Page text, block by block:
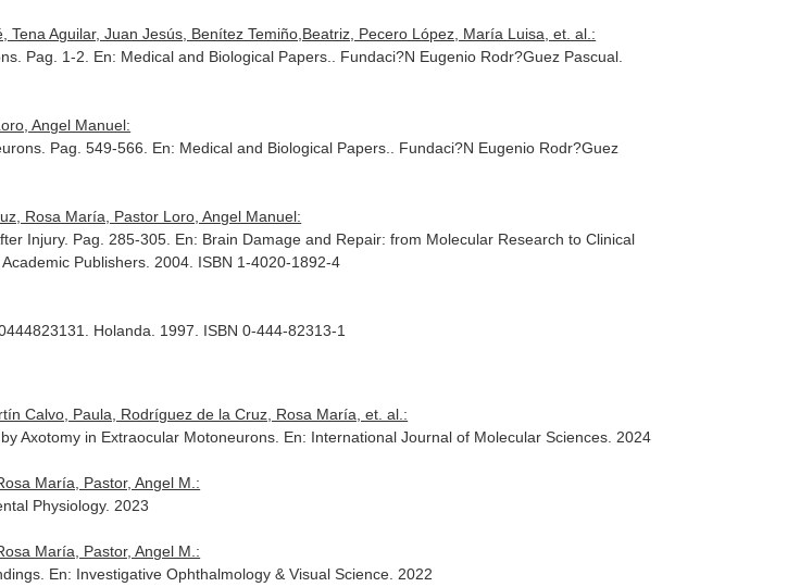
Aguilar, Juan Jesús, Benítez Temiño,Beatriz, Pecero López, María Luisa, et. al.:
Pag. 1-2. En: Medical and Biological Papers.
. Fundaci?N Eugenio Rodr?Guez Pascual.
Angel Manuel:
Pag. 549-566. En: Medical and Biological Papers.
. Fundaci?N Eugenio Rodr?Guez
Rosa María, Pastor Loro, Angel Manuel:
Injury. Pag. 285-305. En: Brain Damage and Repair: from Molecular Research to Clinical
Publishers. 2004. ISBN 1-4020-1892-4
. Holanda. 1997. ISBN 0-444-82313-1
Calvo, Paula, Rodríguez de la Cruz, Rosa María, et. al.:
Axotomy in Extraocular Motoneurons. En: International Journal of Molecular Sciences . 2024
María, Pastor, Angel M.:
Physiology. 2023
María, Pastor, Angel M.:
En: Investigative Ophthalmology & Visual Science . 2022